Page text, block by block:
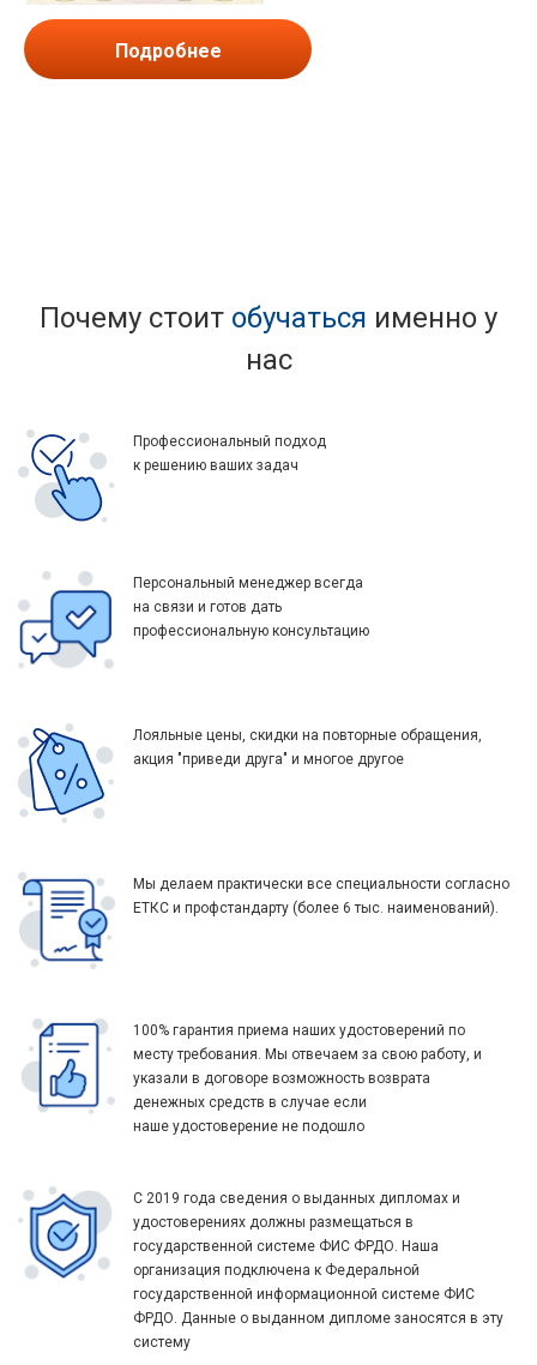
Подробнее
Почему стоит обучаться именно у
нас
Профессиональный подход
к решению ваших задач
Персональный менеджер всегда
на связи и готов дать
профессиональную консультацию
Лояльные цены, скидки на повторные обращения,
акция "приведи друга" и многое другое
Мы делаем практически все специальности согласно
ЕТКС и профстандарту (более 6 тыс. наименований).
100% гарантия приема наших удостоверений по
месту требования. Мы отвечаем за свою работу, и
указали в договоре возможность возврата
денежных средств в случае если
наше удостоверение не подошло
С 2019 года сведения о выданных дипломах и
удостоверениях должны размещаться в
государственной системе ФИС ФРДО. Наша
организация подключена к Федеральной
государственной информационной системе ФИС
ФРДО. Данные о выданном дипломе заносятся в эту
систему